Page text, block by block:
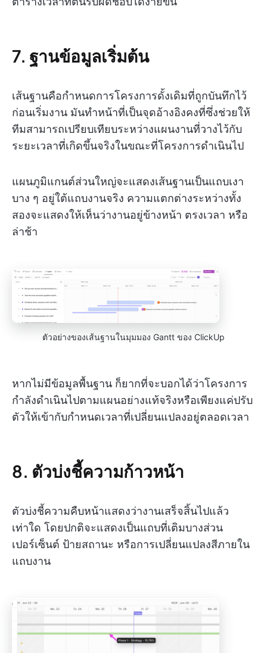
7. ฐานข้อมูลเริ่มต้น
เส้นฐานคือกำหนดการโครงการดั้งเดิมที่ถูกบันทึกไว้
ก่อนเริ่มงาน มันทำหน้าที่เป็นจุดอ้างอิงคงที่ซึ่งช่วยให้
ทีมสามารถเปรียบเทียบระหว่างแผนงานที่วางไว้กับ
ระยะเวลาที่เกิดขึ้นจริงในขณะที่โครงการดำเนินไป
แผนภูมิแกนต์ส่วนใหญ่จะแสดงเส้นฐานเป็นแถบเงา
บาง ๆ อยู่ใต้แถบงานจริง ความแตกต่างระหว่างทั้ง
สองจะแสดงให้เห็นว่างานอยู่ข้างหน้า ตรงเวลา หรือ
ล่าช้า
ตัวอย่างของเส้นฐานในมุมมอง Gantt ของ ClickUp
หากไม่มีข้อมูลพื้นฐาน ก็ยากที่จะบอกได้ว่าโครงการ
กำลังดำเนินไปตามแผนอย่างแท้จริงหรือเพียงแค่ปรับ
ตัวให้เข้ากับกำหนดเวลาที่เปลี่ยนแปลงอยู่ตลอดเวลา
8. ตัวบ่งชี้ความก้าวหน้า
ตัวบ่งชี้ความคืบหน้าแสดงว่างานเสร็จสิ้นไปแล้ว
เท่าใด โดยปกติจะแสดงเป็นแถบที่เติมบางส่วน
เปอร์เซ็นต์ ป้ายสถานะ หรือการเปลี่ยนแปลงสีภายใน
แถบงาน